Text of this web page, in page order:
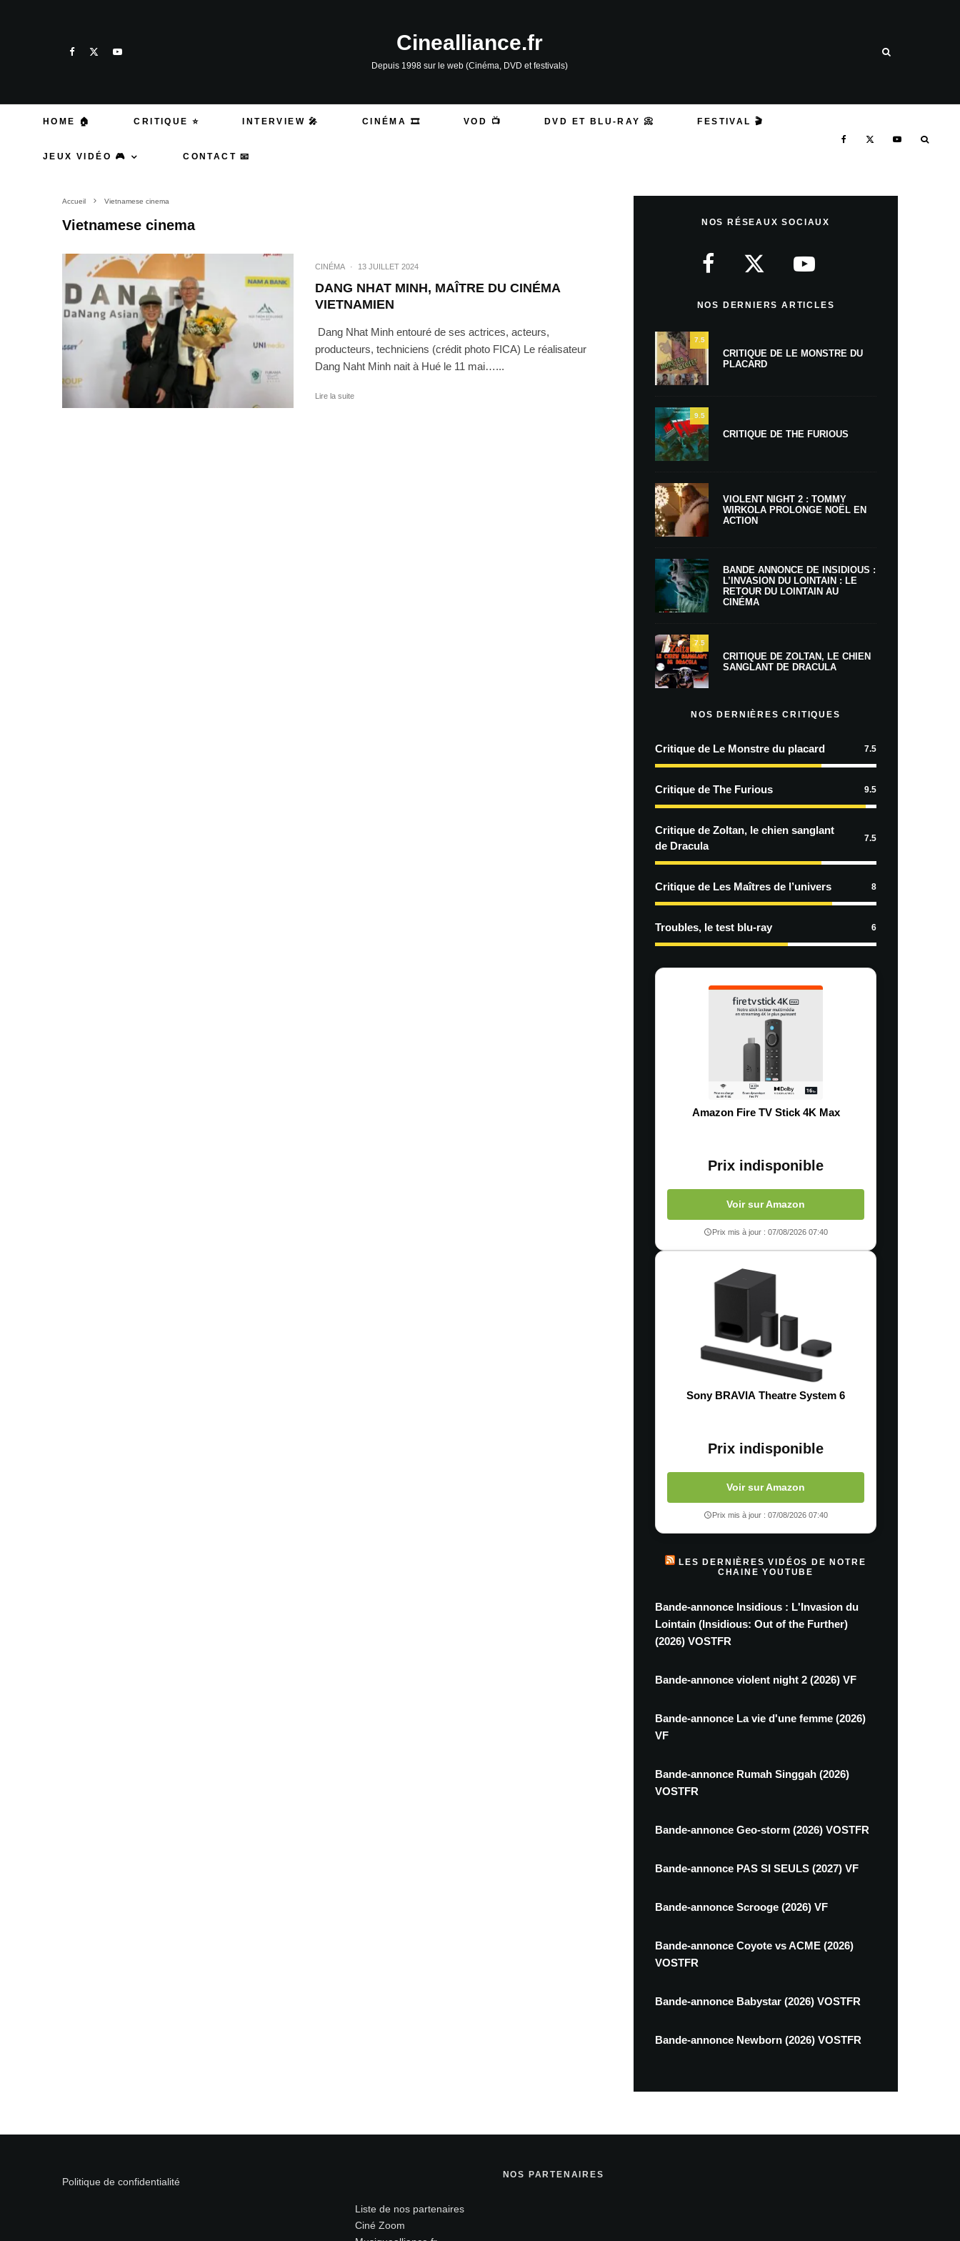
Cinealliance.fr
Depuis 1998 sur le web (Cinéma, DVD et festivals)
HOME 🏠 CRITIQUE ⭐ INTERVIEW 🎤 CINÉMA 🎞️ VOD 📺 DVD ET BLU-RAY 📀 FESTIVAL 🎬
JEUX VIDÉO 🎮 CONTACT 📧
Accueil Vietnamese cinema
Vietnamese cinema
CINÉMA · 13 JUILLET 2024
DANG NHAT MINH, MAÎTRE DU CINÉMA
VIETNAMIEN
Dang Nhat Minh entouré de ses actrices, acteurs,
producteurs, techniciens (crédit photo FICA) Le réalisateur
Dang Naht Minh nait à Hué le 11 mai…...
Lire la suite
NOS RÉSEAUX SOCIAUX
NOS DERNIERS ARTICLES
7.5
CRITIQUE DE LE MONSTRE DU
PLACARD
9.5
CRITIQUE DE THE FURIOUS
VIOLENT NIGHT 2 : TOMMY
WIRKOLA PROLONGE NOËL EN
ACTION
BANDE ANNONCE DE INSIDIOUS :
L’INVASION DU LOINTAIN : LE
RETOUR DU LOINTAIN AU
CINÉMA
7.5
CRITIQUE DE ZOLTAN, LE CHIEN
SANGLANT DE DRACULA
NOS DERNIÈRES CRITIQUES
Critique de Le Monstre du placard 7.5
Critique de The Furious 9.5
Critique de Zoltan, le chien sanglant
de Dracula
7.5
Critique de Les Maîtres de l’univers 8
Troubles, le test blu-ray 6
Amazon Fire TV Stick 4K Max
Prix indisponible
Voir sur Amazon
Prix mis à jour : 07/08/2026 07:40
Sony BRAVIA Theatre System 6
Prix indisponible
Voir sur Amazon
Prix mis à jour : 07/08/2026 07:40
LES DERNIÈRES VIDÉOS DE NOTRE
CHAINE YOUTUBE
Bande-annonce Insidious : L'Invasion du
Lointain (Insidious: Out of the Further)
(2026) VOSTFR
Bande-annonce violent night 2 (2026) VF
Bande-annonce La vie d'une femme (2026)
VF
Bande-annonce Rumah Singgah (2026)
VOSTFR
Bande-annonce Geo-storm (2026) VOSTFR
Bande-annonce PAS SI SEULS (2027) VF
Bande-annonce Scrooge (2026) VF
Bande-annonce Coyote vs ACME (2026)
VOSTFR
Bande-annonce Babystar (2026) VOSTFR
Bande-annonce Newborn (2026) VOSTFR
Politique de confidentialité
NOS PARTENAIRES
Liste de nos partenaires
Ciné Zoom